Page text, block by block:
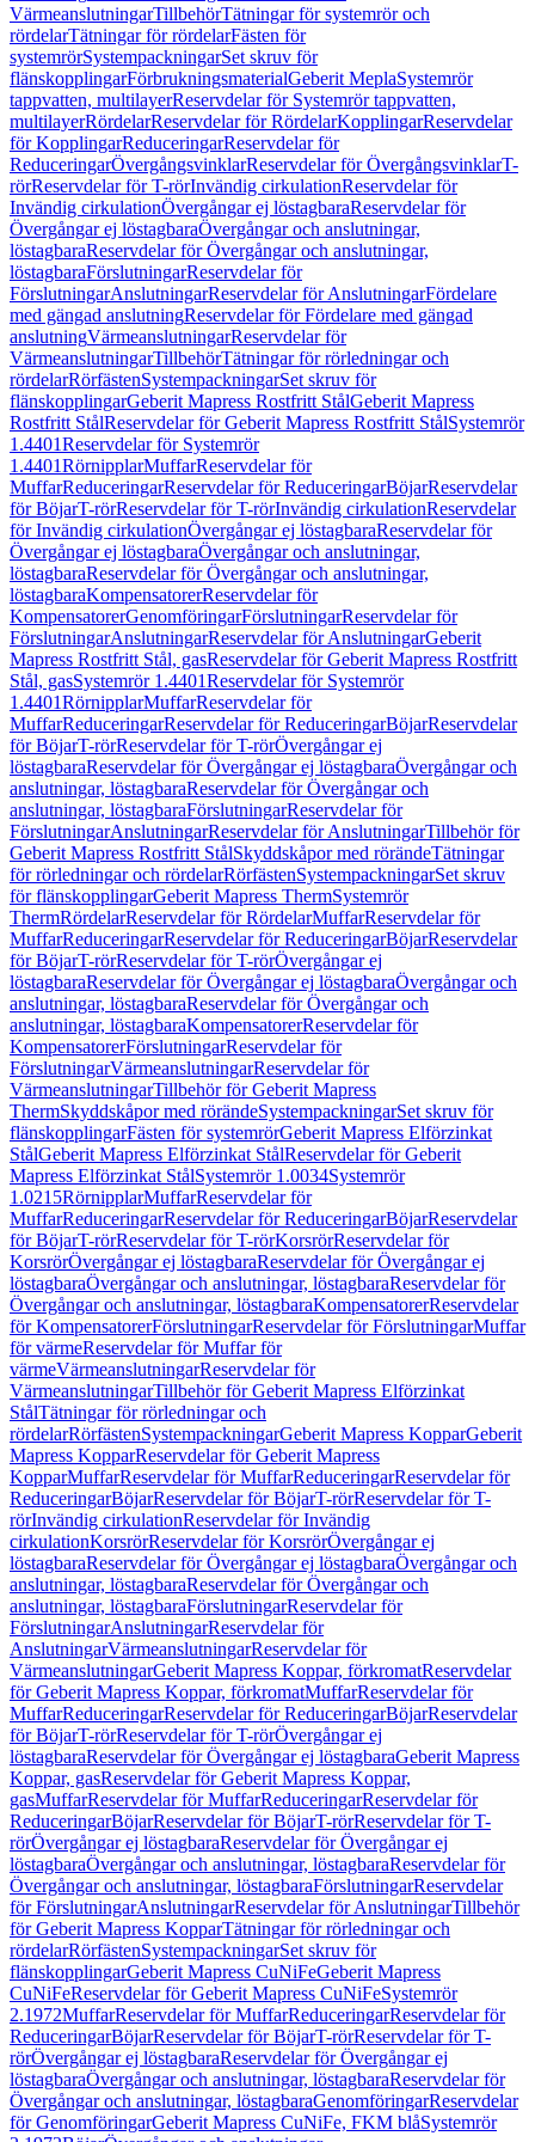
VärmeanslutningarTillbehörTätningar för systemrör och
rördelarTätningar för rördelarFästen för
systemrörSystempackningarSet skruv för
flänskopplingarFörbrukningsmaterialGeberit MeplaSystemrör
tappvatten, multilayerReservdelar för Systemrör tappvatten,
multilayerRördelarReservdelar för RördelarKopplingarReservdelar
för KopplingarReduceringarReservdelar för
ReduceringarÖvergångsvinklarReservdelar för ÖvergångsvinklarT-
rörReservdelar för T-rörInvändig cirkulationReservdelar för
Invändig cirkulationÖvergångar ej löstagbaraReservdelar för
Övergångar ej löstagbaraÖvergångar och anslutningar,
löstagbaraReservdelar för Övergångar och anslutningar,
löstagbaraFörslutningarReservdelar för
FörslutningarAnslutningarReservdelar för AnslutningarFördelare
med gängad anslutningReservdelar för Fördelare med gängad
anslutningVärmeanslutningarReservdelar för
VärmeanslutningarTillbehörTätningar för rörledningar och
rördelarRörfästenSystempackningarSet skruv för
flänskopplingarGeberit Mapress Rostfritt StålGeberit Mapress
Rostfritt StålReservdelar för Geberit Mapress Rostfritt StålSystemrör
1.4401Reservdelar för Systemrör
1.4401RörnipplarMuffarReservdelar för
MuffarReduceringarReservdelar för ReduceringarBöjarReservdelar
för BöjarT-rörReservdelar för T-rörInvändig cirkulationReservdelar
för Invändig cirkulationÖvergångar ej löstagbaraReservdelar för
Övergångar ej löstagbaraÖvergångar och anslutningar,
löstagbaraReservdelar för Övergångar och anslutningar,
löstagbaraKompensatorerReservdelar för
KompensatorerGenomföringarFörslutningarReservdelar för
FörslutningarAnslutningarReservdelar för AnslutningarGeberit
Mapress Rostfritt Stål, gasReservdelar för Geberit Mapress Rostfritt
Stål, gasSystemrör 1.4401Reservdelar för Systemrör
1.4401RörnipplarMuffarReservdelar för
MuffarReduceringarReservdelar för ReduceringarBöjarReservdelar
för BöjarT-rörReservdelar för T-rörÖvergångar ej
löstagbaraReservdelar för Övergångar ej löstagbaraÖvergångar och
anslutningar, löstagbaraReservdelar för Övergångar och
anslutningar, löstagbaraFörslutningarReservdelar för
FörslutningarAnslutningarReservdelar för AnslutningarTillbehör för
Geberit Mapress Rostfritt StålSkyddskåpor med rörändeTätningar
för rörledningar och rördelarRörfästenSystempackningarSet skruv
för flänskopplingarGeberit Mapress ThermSystemrör
ThermRördelarReservdelar för RördelarMuffarReservdelar för
MuffarReduceringarReservdelar för ReduceringarBöjarReservdelar
för BöjarT-rörReservdelar för T-rörÖvergångar ej
löstagbaraReservdelar för Övergångar ej löstagbaraÖvergångar och
anslutningar, löstagbaraReservdelar för Övergångar och
anslutningar, löstagbaraKompensatorerReservdelar för
KompensatorerFörslutningarReservdelar för
FörslutningarVärmeanslutningarReservdelar för
VärmeanslutningarTillbehör för Geberit Mapress
ThermSkyddskåpor med rörändeSystempackningarSet skruv för
flänskopplingarFästen för systemrörGeberit Mapress Elförzinkat
StålGeberit Mapress Elförzinkat StålReservdelar för Geberit
Mapress Elförzinkat StålSystemrör 1.0034Systemrör
1.0215RörnipplarMuffarReservdelar för
MuffarReduceringarReservdelar för ReduceringarBöjarReservdelar
för BöjarT-rörReservdelar för T-rörKorsrörReservdelar för
KorsrörÖvergångar ej löstagbaraReservdelar för Övergångar ej
löstagbaraÖvergångar och anslutningar, löstagbaraReservdelar för
Övergångar och anslutningar, löstagbaraKompensatorerReservdelar
för KompensatorerFörslutningarReservdelar för FörslutningarMuffar
för värmeReservdelar för Muffar för
värmeVärmeanslutningarReservdelar för
VärmeanslutningarTillbehör för Geberit Mapress Elförzinkat
StålTätningar för rörledningar och
rördelarRörfästenSystempackningarGeberit Mapress KopparGeberit
Mapress KopparReservdelar för Geberit Mapress
KopparMuffarReservdelar för MuffarReduceringarReservdelar för
ReduceringarBöjarReservdelar för BöjarT-rörReservdelar för T-
rörInvändig cirkulationReservdelar för Invändig
cirkulationKorsrörReservdelar för KorsrörÖvergångar ej
löstagbaraReservdelar för Övergångar ej löstagbaraÖvergångar och
anslutningar, löstagbaraReservdelar för Övergångar och
anslutningar, löstagbaraFörslutningarReservdelar för
FörslutningarAnslutningarReservdelar för
AnslutningarVärmeanslutningarReservdelar för
VärmeanslutningarGeberit Mapress Koppar, förkromatReservdelar
för Geberit Mapress Koppar, förkromatMuffarReservdelar för
MuffarReduceringarReservdelar för ReduceringarBöjarReservdelar
för BöjarT-rörReservdelar för T-rörÖvergångar ej
löstagbaraReservdelar för Övergångar ej löstagbaraGeberit Mapress
Koppar, gasReservdelar för Geberit Mapress Koppar,
gasMuffarReservdelar för MuffarReduceringarReservdelar för
ReduceringarBöjarReservdelar för BöjarT-rörReservdelar för T-
rörÖvergångar ej löstagbaraReservdelar för Övergångar ej
löstagbaraÖvergångar och anslutningar, löstagbaraReservdelar för
Övergångar och anslutningar, löstagbaraFörslutningarReservdelar
för FörslutningarAnslutningarReservdelar för AnslutningarTillbehör
för Geberit Mapress KopparTätningar för rörledningar och
rördelarRörfästenSystempackningarSet skruv för
flänskopplingarGeberit Mapress CuNiFeGeberit Mapress
CuNiFeReservdelar för Geberit Mapress CuNiFeSystemrör
2.1972MuffarReservdelar för MuffarReduceringarReservdelar för
ReduceringarBöjarReservdelar för BöjarT-rörReservdelar för T-
rörÖvergångar ej löstagbaraReservdelar för Övergångar ej
löstagbaraÖvergångar och anslutningar, löstagbaraReservdelar för
Övergångar och anslutningar, löstagbaraGenomföringarReservdelar
för GenomföringarGeberit Mapress CuNiFe, FKM blåSystemrör